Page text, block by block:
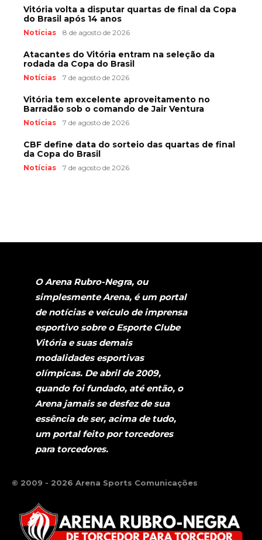
Vitória volta a disputar quartas de final da Copa
do Brasil após 14 anos
Notícias 8 de agosto de 2026
Atacantes do Vitória entram na seleção da
rodada da Copa do Brasil
Notícias 7 de agosto de 2026
Vitória tem excelente aproveitamento no
Barradão sob o comando de Jair Ventura
Notícias 7 de agosto de 2026
CBF define data do sorteio das quartas de final
da Copa do Brasil
Notícias 7 de agosto de 2026
O Arena Rubro-Negra, ou
simplesmente Arena, é um portal
de notícias e veículo de imprensa
esportivo sobre o Esporte Clube
Vitória e suas demais
modalidades esportivas
olímpicas. De abril de 2009,
quando foi fundado, até então, o
Arena jamais se desfez de sua
essência de ser, acima de tudo,
um portal feito por torcedores
para torcedores.
© 2009 - 2026 Arena Sports Comunicações